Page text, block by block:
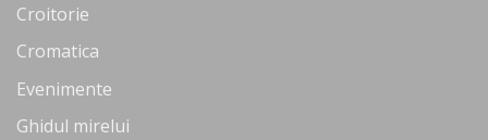
Croitorie
Cromatica
Evenimente
Ghidul mirelui